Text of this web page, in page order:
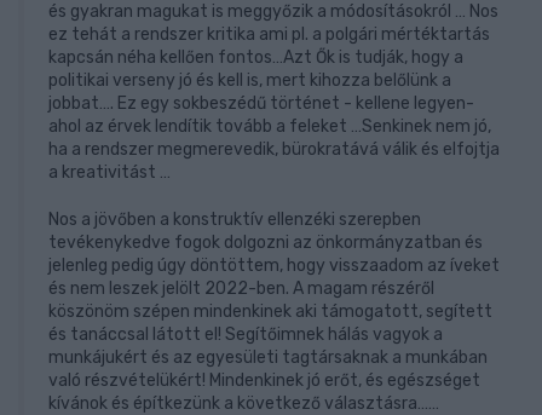
és gyakran magukat is meggyőzik a módosításokról … Nos
ez tehát a rendszer kritika ami pl. a polgári mértéktartás
kapcsán néha kellően fontos…Azt Ők is tudják, hogy a
politikai verseny jó és kell is, mert kihozza belőlünk a
jobbat…. Ez egy sokbeszédű történet - kellene legyen-
ahol az érvek lendítik tovább a feleket …Senkinek nem jó,
ha a rendszer megmerevedik, bürokratává válik és elfojtja
a kreativitást …
Nos a jövőben a konstruktív ellenzéki szerepben
tevékenykedve fogok dolgozni az önkormányzatban és
jelenleg pedig úgy döntöttem, hogy visszaadom az íveket
és nem leszek jelölt 2022-ben. A magam részéről
köszönöm szépen mindenkinek aki támogatott, segített
és tanáccsal látott el! Segítőimnek hálás vagyok a
munkájukért és az egyesületi tagtársaknak a munkában
való részvételükért! Mindenkinek jó erőt, és egészséget
kívánok és építkezünk a következő választásra……